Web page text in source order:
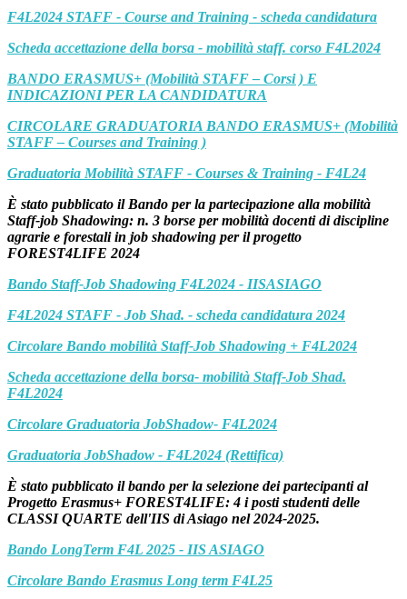
F4L2024 STAFF - Course and Training - scheda candidatura
Scheda accettazione della borsa - mobilità staff. corso F4L2024
BANDO ERASMUS+ (Mobilità STAFF – Corsi ) E
INDICAZIONI PER LA CANDIDATURA
CIRCOLARE GRADUATORIA BANDO ERASMUS+ (Mobilità
STAFF – Courses and Training )
Graduatoria Mobilità STAFF - Courses & Training - F4L24
È stato pubblicato il Bando per la partecipazione alla mobilità
Staff-job Shadowing: n. 3 borse per mobilità docenti di discipline
agrarie e forestali in job shadowing per il progetto
FOREST4LIFE 2024
Bando Staff-Job Shadowing F4L2024 - IISASIAGO
F4L2024 STAFF - Job Shad. - scheda candidatura 2024
Circolare Bando mobilità Staff-Job Shadowing + F4L2024
Scheda accettazione della borsa- mobilità Staff-Job Shad.
F4L2024
Circolare Graduatoria JobShadow- F4L2024
Graduatoria JobShadow - F4L2024 (Rettifica)
È stato pubblicato il bando per la selezione dei partecipanti al
Progetto Erasmus+ FOREST4LIFE: 4 i posti studenti delle
CLASSI QUARTE dell'IIS di Asiago nel 2024-2025.
Bando LongTerm F4L 2025 - IIS ASIAGO
Circolare Bando Erasmus Long term F4L25